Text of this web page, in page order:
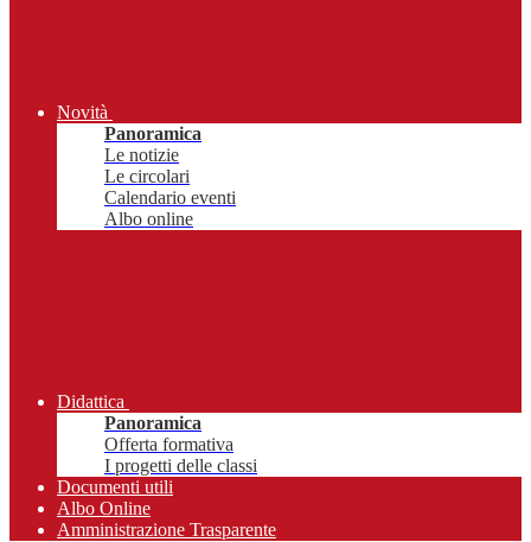
Novità
Panoramica
Le notizie
Le circolari
Calendario eventi
Albo online
Didattica
Panoramica
Offerta formativa
I progetti delle classi
Documenti utili
Albo Online
Amministrazione Trasparente